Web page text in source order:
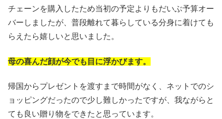
チェーンを購入したため当初の予定よりもだいぶ予算オー
バーしましたが、普段離れて暮らしている分身に着けても
らえたら嬉しいと思いました。
母の喜んだ顔が今でも目に浮かびます。
帰国からプレゼントを渡すまで時間がなく、ネットでのシ
ョッピングだったので少し難しかったですが、我ながらと
ても良い贈り物をできたと思っています。